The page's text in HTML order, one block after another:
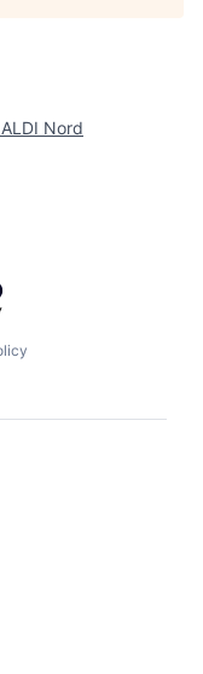
ALDI Nord